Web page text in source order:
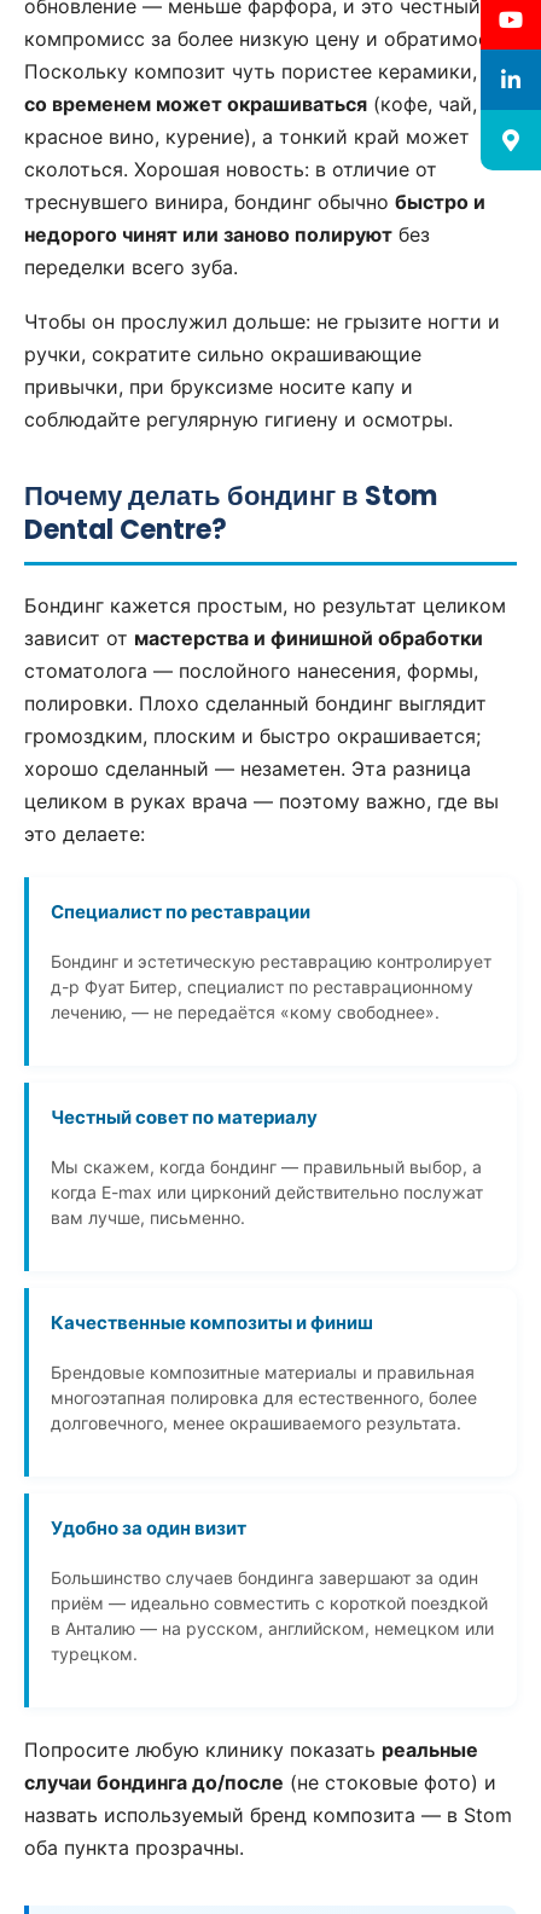
обновление — меньше фарфора, и это честный
компромисс за более низкую цену и обратимость.
Поскольку композит чуть пористее керамики, он
со временем может окрашиваться (кофе, чай,
красное вино, курение), а тонкий край может
сколоться. Хорошая новость: в отличие от
треснувшего винира, бондинг обычно быстро и
недорого чинят или заново полируют без
переделки всего зуба.
Чтобы он прослужил дольше: не грызите ногти и
ручки, сократите сильно окрашивающие
привычки, при бруксизме носите капу и
соблюдайте регулярную гигиену и осмотры.
Почему делать бондинг в Stom
Dental Centre?
Бондинг кажется простым, но результат целиком
зависит от мастерства и финишной обработки
стоматолога — послойного нанесения, формы,
полировки. Плохо сделанный бондинг выглядит
громоздким, плоским и быстро окрашивается;
хорошо сделанный — незаметен. Эта разница
целиком в руках врача — поэтому важно, где вы
это делаете:
Специалист по реставрации
Бондинг и эстетическую реставрацию контролирует
д-р Фуат Битер, специалист по реставрационному
лечению, — не передаётся «кому свободнее».
Честный совет по материалу
Мы скажем, когда бондинг — правильный выбор, а
когда E-max или цирконий действительно послужат
вам лучше, письменно.
Качественные композиты и финиш
Брендовые композитные материалы и правильная
многоэтапная полировка для естественного, более
долговечного, менее окрашиваемого результата.
Удобно за один визит
Большинство случаев бондинга завершают за один
приём — идеально совместить с короткой поездкой
в Анталию — на русском, английском, немецком или
турецком.
Попросите любую клинику показать реальные
случаи бондинга до/после (не стоковые фото) и
назвать используемый бренд композита — в Stom
оба пункта прозрачны.